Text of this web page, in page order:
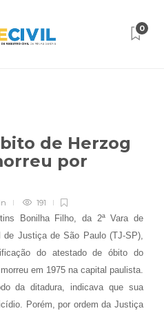
0
de Herzog
por
191
Bonilha Filho, da 2ª Vara de
de Justiça de São Paulo (TJ-SP),
do atestado de óbito do
em 1975 na capital paulista.
da ditadura, indicava que sua
Porém, por ordem da Justiça